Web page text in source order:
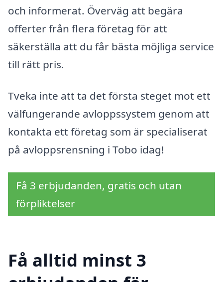
och informerat. Överväg att begära
offerter från flera företag för att
säkerställa att du får bästa möjliga service
till rätt pris.
Tveka inte att ta det första steget mot ett
välfungerande avloppssystem genom att
kontakta ett företag som är specialiserat
på avloppsrensning i Tobo idag!
Få 3 erbjudanden, gratis och utan
förpliktelser
Få alltid minst 3